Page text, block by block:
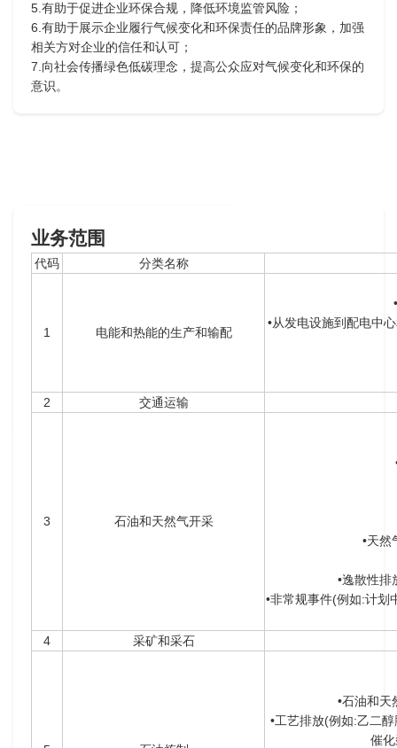
5.有助于促进企业环保合规，降低环境监管风险；
6.有助于展示企业履行气候变化和环保责任的品牌形象，加强
相关方对企业的信任和认可；
7.向社会传播绿色低碳理念，提高公众应对气候变化和环保的
意识。
业务范围
代码 分类名称
1 电能和热能的生产和输配
•从发电设施到配电中
2 交通运输
3 石油和天然气开采
•天然
•逸散性
•非常规事件(例如:计划
4 采矿和采石
•石油和天
•工艺排放(例如:乙二
催